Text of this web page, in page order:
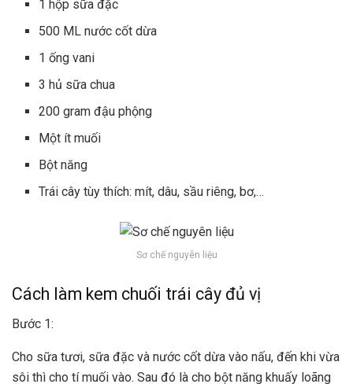
1 hộp sữa đặc
500 ML nước cốt dừa
1 ống vani
3 hủ sữa chua
200 gram đậu phộng
Một ít muối
Bột năng
Trái cây tùy thích: mít, dâu, sầu riêng, bơ,…
Sơ chế nguyên liệu
Cách làm kem chuối trái cây đủ vị
Bước 1:
Cho sữa tươi, sữa đặc và nước cốt dừa vào nấu, đến khi vừa
sôi thì cho tí muối vào. Sau đó là cho bột năng khuấy loãng